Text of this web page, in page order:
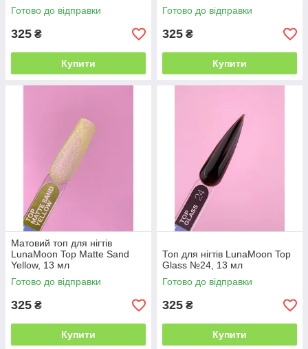
Готово до відправки
325 ₴
Купити
Готово до відправки
325 ₴
Купити
Матовий топ для нігтів
LunaMoon Top Matte Sand
Yellow, 13 мл
Готово до відправки
325 ₴
Купити
Топ для нігтів LunaMoon Top
Glass №24, 13 мл
Готово до відправки
325 ₴
Купити